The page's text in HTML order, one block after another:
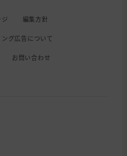
編集方針
グ広告について
お問い合わせ